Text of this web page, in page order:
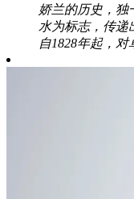
娇兰的历史，独
水为标志，传递
自1828年起，对